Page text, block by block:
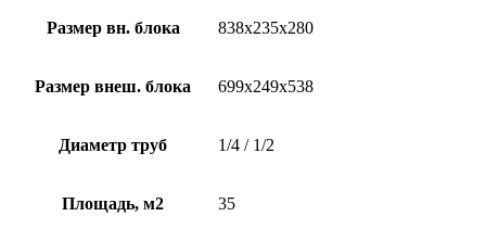
Размер вн. блока 838х235х280
Размер внеш. блока 699х249х538
Диаметр труб 1/4 / 1/2
Площадь, м2 35